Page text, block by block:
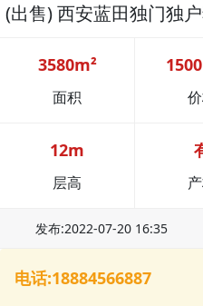
(出售) 西安蓝田独门独
3580m²
面积
12m
层高
发布:2022-07-20 16:35
电话:18884566887